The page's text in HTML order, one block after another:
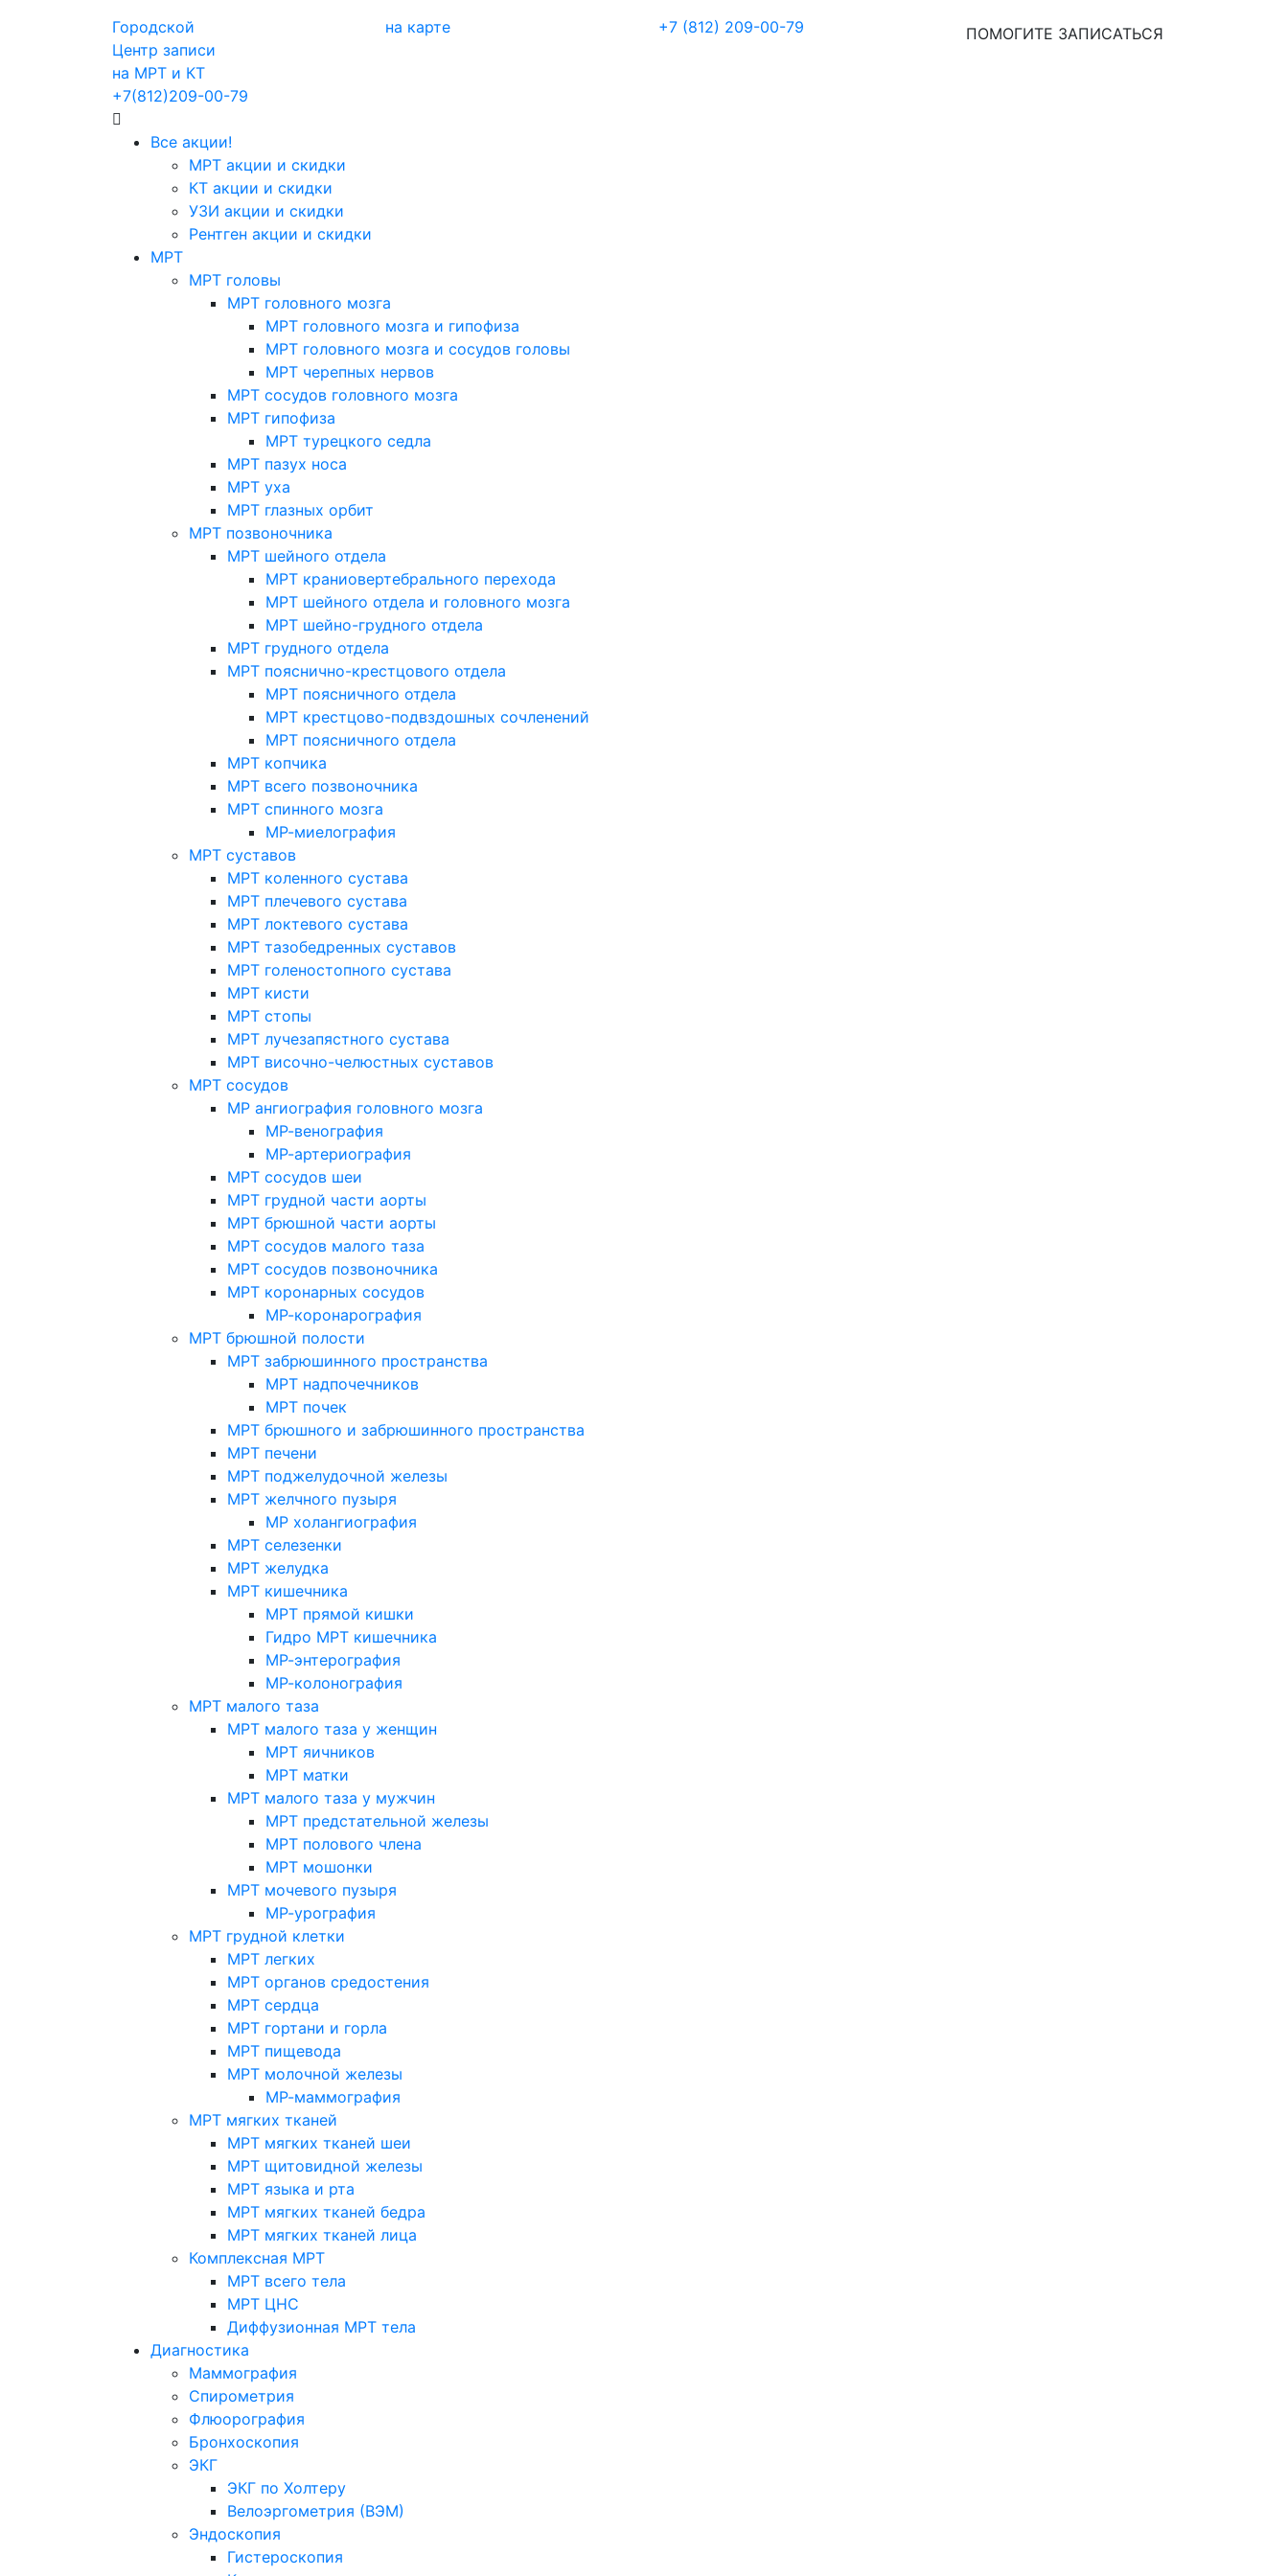
Городской
Центр записи
на МРТ и КТ
+7(812)209-00-79
на карте +7 (812) 209-00-79 ПОМОГИТЕ ЗАПИСАТЬСЯ
Все акции!
МРТ акции и скидки
КТ акции и скидки
УЗИ акции и скидки
Рентген акции и скидки
МРТ
МРТ головы
МРТ головного мозга
МРТ головного мозга и гипофиза
МРТ головного мозга и сосудов головы
МРТ черепных нервов
МРТ сосудов головного мозга
МРТ гипофиза
МРТ турецкого седла
МРТ пазух носа
МРТ уха
МРТ глазных орбит
МРТ позвоночника
МРТ шейного отдела
МРТ краниовертебрального перехода
МРТ шейного отдела и головного мозга
МРТ шейно-грудного отдела
МРТ грудного отдела
МРТ пояснично-крестцового отдела
МРТ поясничного отдела
МРТ крестцово-подвздошных сочленений
МРТ поясничного отдела
МРТ копчика
МРТ всего позвоночника
МРТ спинного мозга
МР-миелография
МРТ суставов
МРТ коленного сустава
МРТ плечевого сустава
МРТ локтевого сустава
МРТ тазобедренных суставов
МРТ голеностопного сустава
МРТ кисти
МРТ стопы
МРТ лучезапястного сустава
МРТ височно-челюстных суставов
МРТ сосудов
МР ангиография головного мозга
МР-венография
МР-артериография
МРТ сосудов шеи
МРТ грудной части аорты
МРТ брюшной части аорты
МРТ сосудов малого таза
МРТ сосудов позвоночника
МРТ коронарных сосудов
МР-коронарография
МРТ брюшной полости
МРТ забрюшинного пространства
МРТ надпочечников
МРТ почек
МРТ брюшного и забрюшинного пространства
МРТ печени
МРТ поджелудочной железы
МРТ желчного пузыря
МР холангиография
МРТ селезенки
МРТ желудка
МРТ кишечника
МРТ прямой кишки
Гидро МРТ кишечника
МР-энтерография
МР-колонография
МРТ малого таза
МРТ малого таза у женщин
МРТ яичников
МРТ матки
МРТ малого таза у мужчин
МРТ предстательной железы
МРТ полового члена
МРТ мошонки
МРТ мочевого пузыря
МР-урография
МРТ грудной клетки
МРТ легких
МРТ органов средостения
МРТ сердца
МРТ гортани и горла
МРТ пищевода
МРТ молочной железы
МР-маммография
МРТ мягких тканей
МРТ мягких тканей шеи
МРТ щитовидной железы
МРТ языка и рта
МРТ мягких тканей бедра
МРТ мягких тканей лица
Комплексная МРТ
МРТ всего тела
МРТ ЦНС
Диффузионная МРТ тела
Диагностика
Маммография
Спирометрия
Флюорография
Бронхоскопия
ЭКГ
ЭКГ по Холтеру
Велоэргометрия (ВЭМ)
Эндоскопия
Гистероскопия